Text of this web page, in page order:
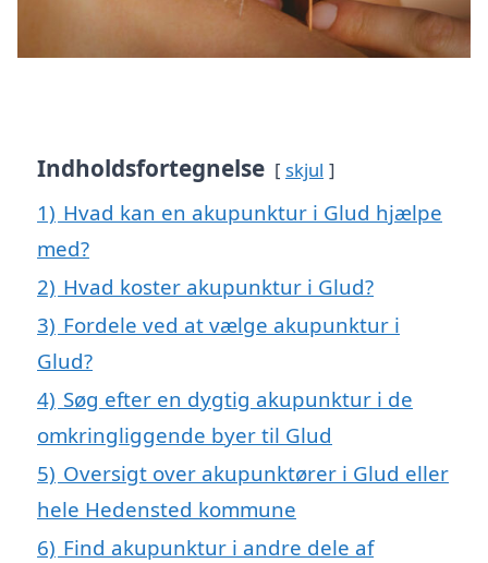
Indholdsfortegnelse skjul
1) Hvad kan en akupunktur i Glud hjælpe
med?
2) Hvad koster akupunktur i Glud?
3) Fordele ved at vælge akupunktur i
Glud?
4) Søg efter en dygtig akupunktur i de
omkringliggende byer til Glud
5) Oversigt over akupunktører i Glud eller
hele Hedensted kommune
6) Find akupunktur i andre dele af